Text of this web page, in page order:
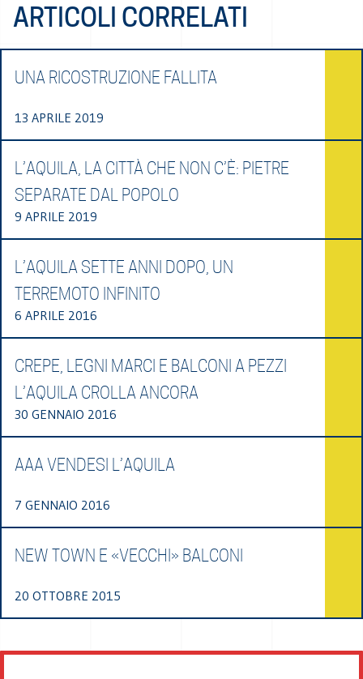
ARTICOLI CORRELATI
UNA RICOSTRUZIONE FALLITA
13 APRILE 2019
L’AQUILA, LA CITTÀ CHE NON C’È: PIETRE
SEPARATE DAL POPOLO
9 APRILE 2019
L’AQUILA SETTE ANNI DOPO, UN
TERREMOTO INFINITO
6 APRILE 2016
CREPE, LEGNI MARCI E BALCONI A PEZZI
L’AQUILA CROLLA ANCORA
30 GENNAIO 2016
AAA VENDESI L’AQUILA
7 GENNAIO 2016
NEW TOWN E «VECCHI» BALCONI
20 OTTOBRE 2015